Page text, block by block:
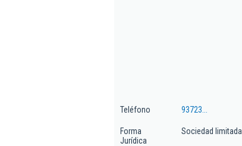
Teléfono 93723...
Forma
Jurídica
Sociedad limitada